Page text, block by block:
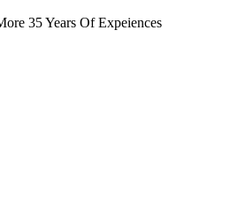
35 Years Of Expeiences